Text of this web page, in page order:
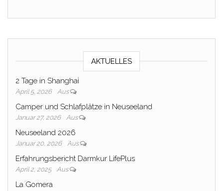
AKTUELLES
2 Tage in Shanghai
April 5, 2026 Aus
Camper und Schlafplätze in Neuseeland
Januar 27, 2026 Aus
Neuseeland 2026
Januar 20, 2026 Aus
Erfahrungsbericht Darmkur LifePlus
April 2, 2025 Aus
La Gomera